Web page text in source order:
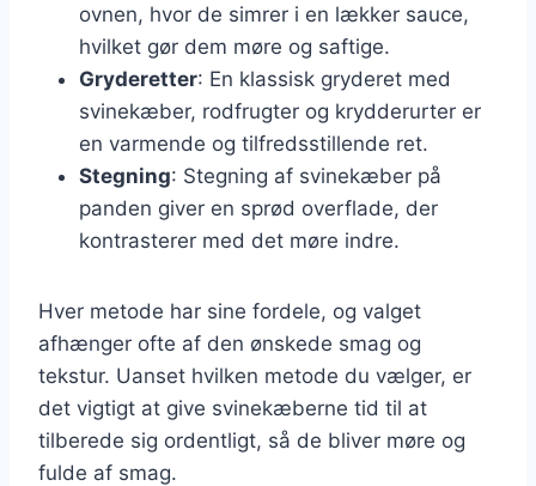
ovnen, hvor de simrer i en lækker sauce,
hvilket gør dem møre og saftige.
Gryderetter: En klassisk gryderet med
svinekæber, rodfrugter og krydderurter er
en varmende og tilfredsstillende ret.
Stegning: Stegning af svinekæber på
panden giver en sprød overflade, der
kontrasterer med det møre indre.
Hver metode har sine fordele, og valget
afhænger ofte af den ønskede smag og
tekstur. Uanset hvilken metode du vælger, er
det vigtigt at give svinekæberne tid til at
tilberede sig ordentligt, så de bliver møre og
fulde af smag.